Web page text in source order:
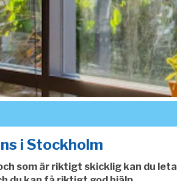
i Stockholm
som är riktigt skicklig kan du leta